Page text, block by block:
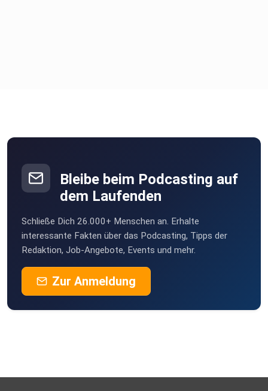
Bleibe beim Podcasting auf
dem Laufenden
Schließe Dich 26.000+ Menschen an. Erhalte
interessante Fakten über das Podcasting, Tipps der
Redaktion, Job-Angebote, Events und mehr.
Zur Anmeldung